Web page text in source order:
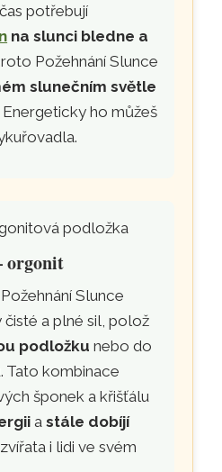
potřebují
na slunci bledne a
Požehnání Slunce
slunečním světle
Energeticky ho můžeš
orgonit
Slunce
a plné sil, polož
podložku nebo do
Tato kombinace
šponek a křišťálu
astále dobíjí
i lidi ve svém